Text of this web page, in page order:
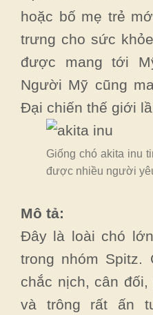
hoặc bố mẹ trẻ
trưng cho sức
được mang tới
Người Mỹ cũng
Đại chiến thế giới
Giống chó akita inu
được nhiều người
Mô tả:
Đây là loài chó
trong nhóm Spitz.
chắc nịch, cân
và trông rất ấn